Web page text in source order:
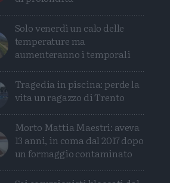
Solo venerdì un calo delle
temperature ma
aumenteranno i temporali
Tragedia in piscina: perde la
vita un ragazzo di Trento
Morto Mattia Maestri: aveva
13 anni, in coma dal 2017 dopo
un formaggio contaminato